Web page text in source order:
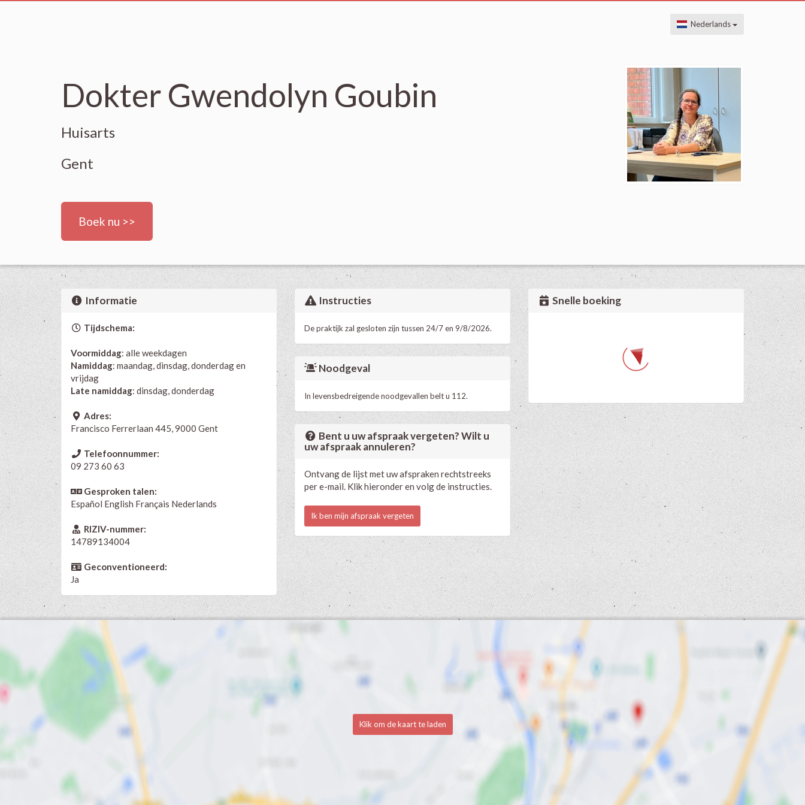
Nederlands
Dokter Gwendolyn Goubin
Huisarts
Gent
Boek nu >>
Informatie
Tijdschema:
Voormiddag: alle weekdagen
Namiddag: maandag, dinsdag, donderdag en
vrijdag
Late namiddag: dinsdag, donderdag
Adres:
Francisco Ferrerlaan 445, 9000 Gent
Telefoonnummer:
09 273 60 63
Gesproken talen:
Español English Français Nederlands
RIZIV-nummer:
14789134004
Geconventioneerd:
Ja
Instructies
De praktijk zal gesloten zijn tussen 24/7 en 9/8/2026.
Noodgeval
In levensbedreigende noodgevallen belt u 112.
Bent u uw afspraak vergeten? Wilt u
uw afspraak annuleren?
Ontvang de lijst met uw afspraken rechtstreeks
per e-mail. Klik hieronder en volg de instructies.
Ik ben mijn afspraak vergeten
Snelle boeking
Klik om de kaart te laden